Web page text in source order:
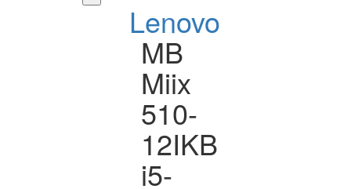
Lenovo
MB
Miix
510-
12IKB
i5-